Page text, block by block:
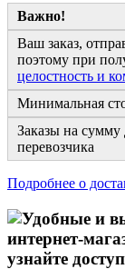
Важно!
Ваш заказ,
поэтому при
целостность и
Минимальная
Заказы на сумму
перевозчика
Подробнее о